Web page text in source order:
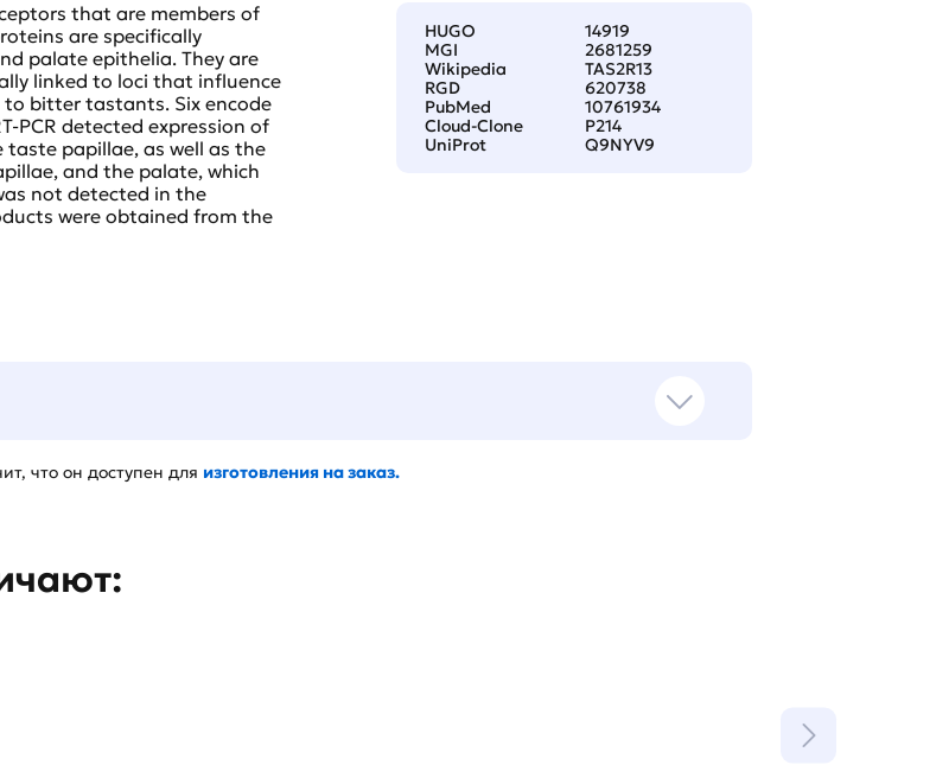
HUGO
14919
MGI
2681259
Wikipedia
TAS2R13
RGD
620738
PubMed
10761934
Cloud-Clone
P214
UniProt
Q9NYV9
that are members of
are specifically
palate epithelia. They are
linked to loci that influence
to bitter tastants. Six encode
PCR detected expression of
papillae, as well as the
and the palate, which
not detected in the
were obtained from the
что он доступен для изготовления на заказ.